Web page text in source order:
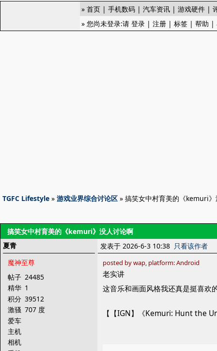
» 首页 | 手机数码 | 汽车资讯 | 游戏硬件 |
» 您尚未登录:请 登录 | 注册 | 标签 | 帮助 |
TGFC Lifestyle » 游戏业界综合讨论区 » 搞笑女中村育美的《kemuri
搞笑女中村育美的《kemuri》没人讨论啊
夏青
魔神至尊
帖子 24485
精华 1
积分 39512
激骚 707 度
爱车
主机
相机
发表于 2026-6-3 10:38 只看该作者
posted by wap, platform: Android
老实讲
这音乐和画面风格我还真是挺喜欢
【【IGN】《Kemuri: Hunt the